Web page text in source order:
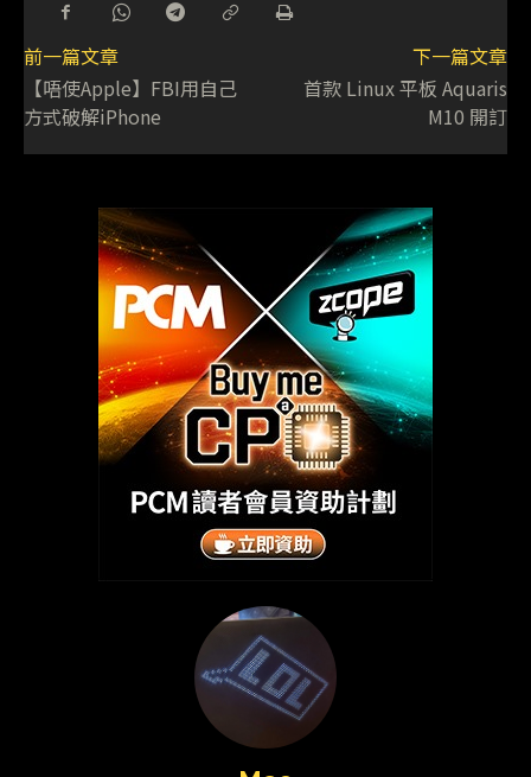
前一篇文章
【唔使Apple】FBI用自己
方式破解iPhone
下一篇文章
首款 Linux 平板 Aquaris
M10 開訂